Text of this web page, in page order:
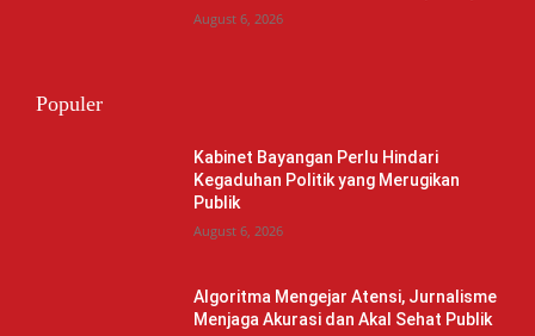
August 6, 2026
Populer
Kabinet Bayangan Perlu Hindari
Kegaduhan Politik yang Merugikan
Publik
August 6, 2026
Algoritma Mengejar Atensi, Jurnalisme
Menjaga Akurasi dan Akal Sehat Publik